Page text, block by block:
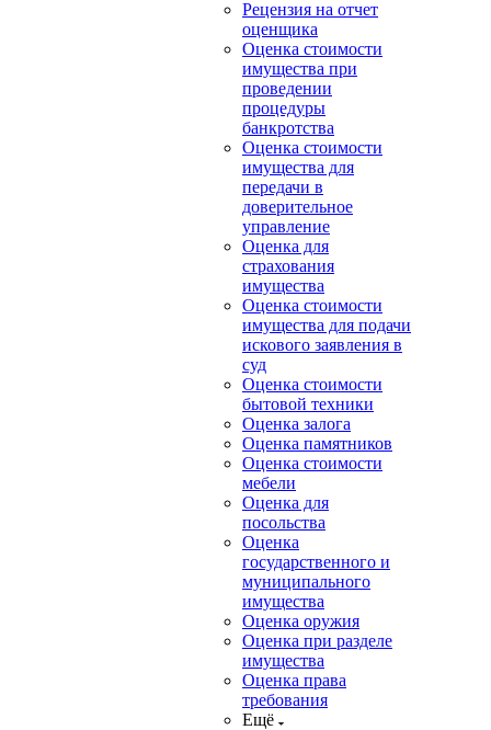
Рецензия на отчет
оценщика
Оценка стоимости
имущества при
проведении
процедуры
банкротства
Оценка стоимости
имущества для
передачи в
доверительное
управление
Оценка для
страхования
имущества
Оценка стоимости
имущества для подачи
искового заявления в
суд
Оценка стоимости
бытовой техники
Оценка залога
Оценка памятников
Оценка стоимости
мебели
Оценка для
посольства
Оценка
государственного и
муниципального
имущества
Оценка оружия
Оценка при разделе
имущества
Оценка права
требования
Ещё